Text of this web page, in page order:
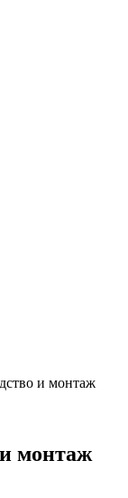
и монтаж
монтаж